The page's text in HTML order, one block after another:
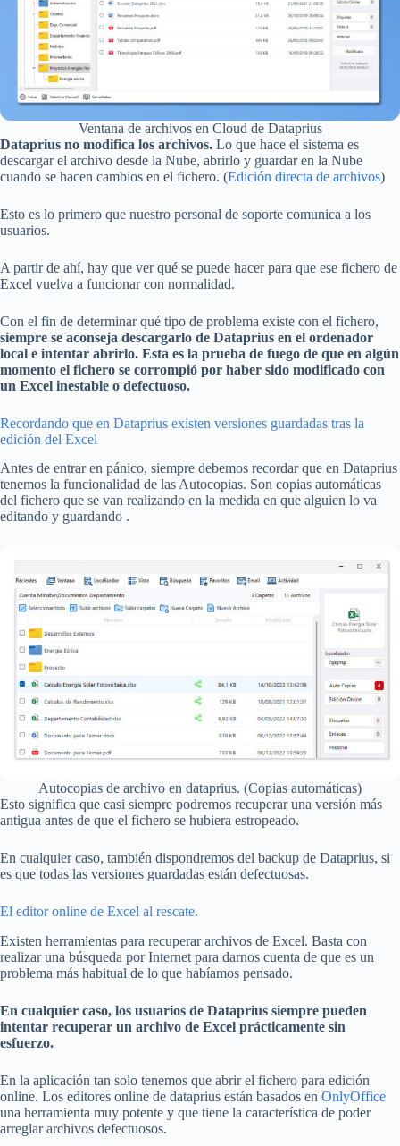
Ventana de archivos en Cloud de Dataprius
Dataprius no modifica los archivos. Lo que hace el sistema es
descargar el archivo desde la Nube, abrirlo y guardar en la Nube
cuando se hacen cambios en el fichero. (Edición directa de archivos)
Esto es lo primero que nuestro personal de soporte comunica a los
usuarios.
A partir de ahí, hay que ver qué se puede hacer para que ese fichero de
Excel vuelva a funcionar con normalidad.
Con el fin de determinar qué tipo de problema existe con el fichero,
siempre se aconseja descargarlo de Dataprius en el ordenador
local e intentar abrirlo. Esta es la prueba de fuego de que en algún
momento el fichero se corrompió por haber sido modificado con
un Excel inestable o defectuoso.
Recordando que en Dataprius existen versiones guardadas tras la
edición del Excel
Antes de entrar en pánico, siempre debemos recordar que en Dataprius
tenemos la funcionalidad de las Autocopias. Son copias automáticas
del fichero que se van realizando en la medida en que alguien lo va
editando y guardando .
Autocopias de archivo en dataprius. (Copias automáticas)
Esto significa que casi siempre podremos recuperar una versión más
antigua antes de que el fichero se hubiera estropeado.
En cualquier caso, también dispondremos del backup de Dataprius, si
es que todas las versiones guardadas están defectuosas.
El editor online de Excel al rescate.
Existen herramientas para recuperar archivos de Excel. Basta con
realizar una búsqueda por Internet para darnos cuenta de que es un
problema más habitual de lo que habíamos pensado.
En cualquier caso, los usuarios de Dataprius siempre pueden
intentar recuperar un archivo de Excel prácticamente sin
esfuerzo.
En la aplicación tan solo tenemos que abrir el fichero para edición
online. Los editores online de dataprius están basados en OnlyOffice
una herramienta muy potente y que tiene la característica de poder
arreglar archivos defectuosos.